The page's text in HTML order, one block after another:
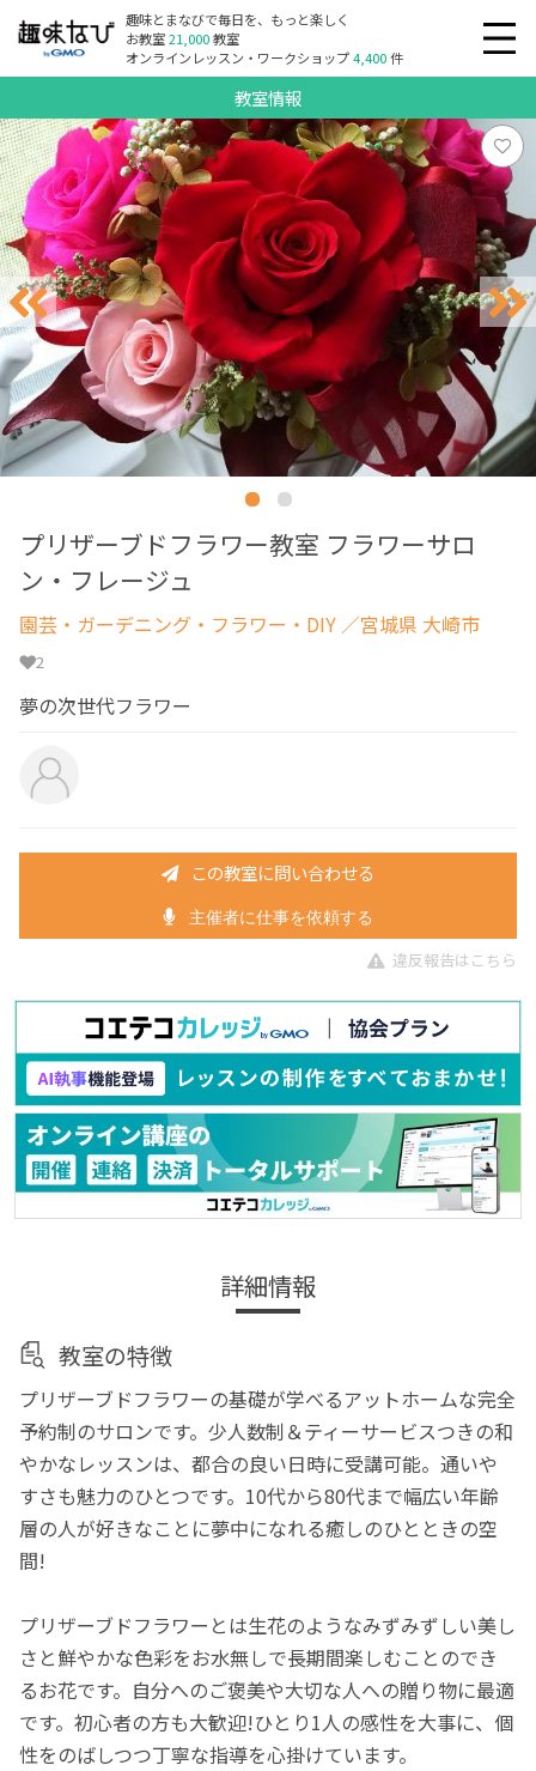
趣味とまなびで毎日を、もっと楽しく
お教室21,000教室
オンラインレッスン・ワークショップ4,400件
教室情報
プリザーブドフラワー教室 フラワーサロ
ン・フレージュ
園芸・ガーデニング・フラワー・DIY ／宮城県 大崎市
2
夢の次世代フラワー
この教室に問い合わせる
主催者に仕事を依頼する
違反報告はこちら
詳細情報
教室の特徴
プリザーブドフラワーの基礎が学べるアットホームな完全
予約制のサロンです。少人数制＆ティーサービスつきの和
やかなレッスンは、都合の良い日時に受講可能。通いや
すさも魅力のひとつです。10代から80代まで幅広い年齢
層の人が好きなことに夢中になれる癒しのひとときの空
間!
プリザーブドフラワーとは生花のようなみずみずしい美し
さと鮮やかな色彩をお水無しで長期間楽しむことのでき
るお花です。自分へのご褒美や大切な人への贈り物に最適
です。初心者の方も大歓迎!ひとり1人の感性を大事に、個
性をのばしつつ丁寧な指導を心掛けています。